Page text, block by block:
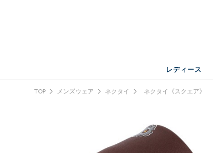
レディース
TOP メンズウェア ネクタイ ネクタイ《スクエア》